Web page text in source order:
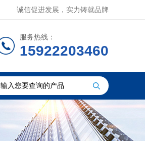
诚信促进发展，实力铸就品牌
服务热线：
15922203460